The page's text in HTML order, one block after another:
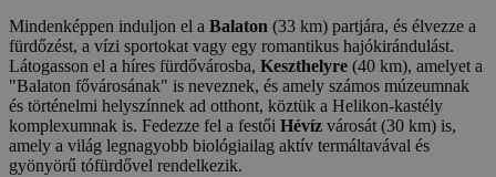
Mindenképpen induljon el a Balaton (33 km) partjára, és élvezze a
fürdőzést, a vízi sportokat vagy egy romantikus hajókirándulást.
Látogasson el a híres fürdővárosba, Keszthelyre (40 km), amelyet a
"Balaton fővárosának" is neveznek, és amely számos múzeumnak
és történelmi helyszínnek ad otthont, köztük a Helikon-kastély
komplexumnak is. Fedezze fel a festői Hévíz városát (30 km) is,
amely a világ legnagyobb biológiailag aktív termáltavával és
gyönyörű tófürdővel rendelkezik.